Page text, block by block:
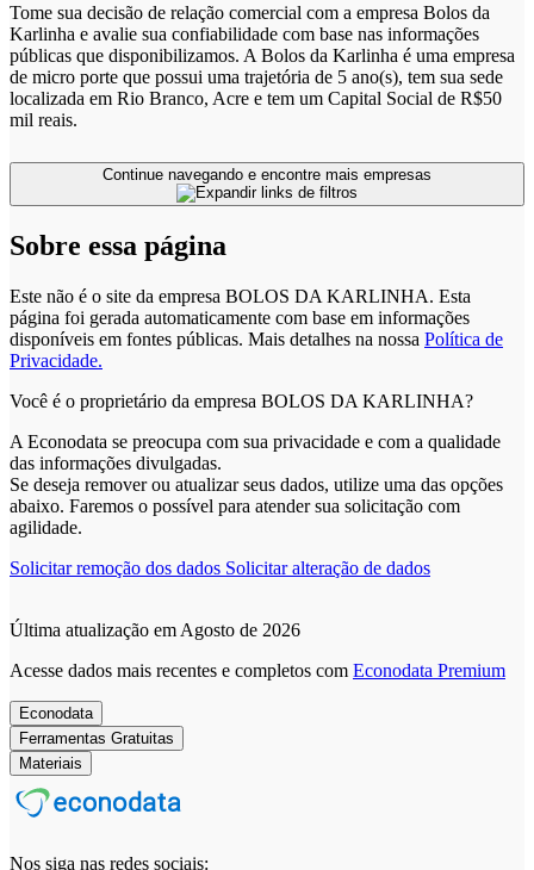
Tome sua decisão de relação comercial com a empresa Bolos da
Karlinha e avalie sua confiabilidade com base nas informações
públicas que disponibilizamos. A Bolos da Karlinha é uma empresa
de micro porte que possui uma trajetória de 5 ano(s), tem sua sede
localizada em Rio Branco, Acre e tem um Capital Social de R$50
mil reais.
Sobre essa página
Este não é o site da empresa BOLOS DA KARLINHA. Esta
página foi gerada automaticamente com base em informações
disponíveis em fontes públicas. Mais detalhes na nossa Política de
Privacidade.
Você é o proprietário da empresa BOLOS DA KARLINHA?
A Econodata se preocupa com sua privacidade e com a qualidade
das informações divulgadas.
Se deseja remover ou atualizar seus dados, utilize uma das opções
abaixo. Faremos o possível para atender sua solicitação com
agilidade.
Solicitar remoção dos dados Solicitar alteração de dados
Última atualização em Agosto de 2026
Acesse dados mais recentes e completos com Econodata Premium
Econodata
Ferramentas Gratuitas
Materiais
Nos siga nas redes sociais: